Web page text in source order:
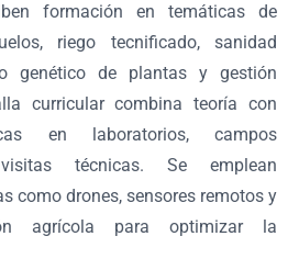
formación en temáticas de
riego tecnificado, sanidad
genético de plantas y gestión
curricular combina teoría con
en laboratorios, campos
técnicas. Se emplean
como drones, sensores remotos y
agrícola para optimizar la